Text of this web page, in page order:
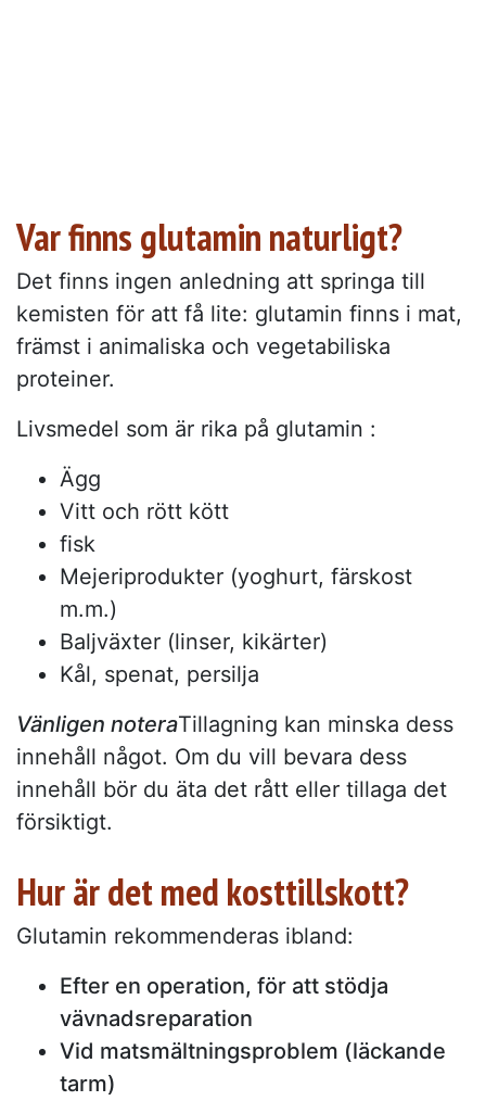
Var finns glutamin naturligt?
Det finns ingen anledning att springa till
kemisten för att få lite: glutamin finns i mat,
främst i animaliska och vegetabiliska
proteiner.
Livsmedel som är rika på glutamin :
Ägg
Vitt och rött kött
fisk
Mejeriprodukter (yoghurt, färskost
m.m.)
Baljväxter (linser, kikärter)
Kål, spenat, persilja
Vänligen noteraTillagning kan minska dess
innehåll något. Om du vill bevara dess
innehåll bör du äta det rått eller tillaga det
försiktigt.
Hur är det med kosttillskott?
Glutamin rekommenderas ibland:
Efter en operation, för att stödja
vävnadsreparation
Vid matsmältningsproblem (läckande
tarm)